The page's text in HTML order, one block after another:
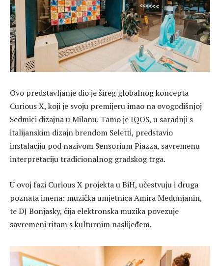
Ovo predstavljanje dio je šireg globalnog koncepta
Curious X, koji je svoju premijeru imao na ovogodišnjoj
Sedmici dizajna u Milanu. Tamo je IQOS, u saradnji s
italijanskim dizajn brendom Seletti, predstavio
instalaciju pod nazivom Sensorium Piazza, savremenu
interpretaciju tradicionalnog gradskog trga.
U ovoj fazi Curious X projekta u BiH, učestvuju i druga
poznata imena: muzička umjetnica Amira Medunjanin,
te DJ Bonjasky, čija elektronska muzika povezuje
savremeni ritam s kulturnim naslijeđem.